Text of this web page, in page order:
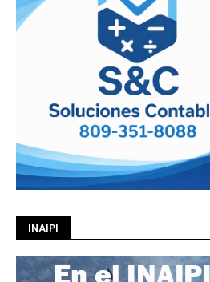
INAIPI